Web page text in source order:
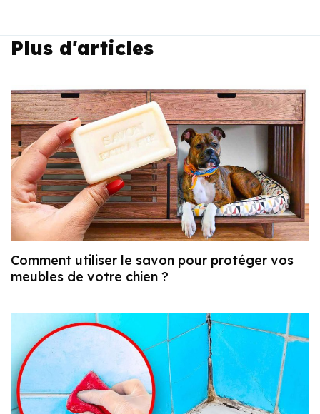
Plus d'articles
Comment utiliser le savon pour protéger vos
meubles de votre chien ?